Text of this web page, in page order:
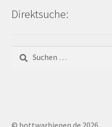
Direktsuche:
Suchen
nach: